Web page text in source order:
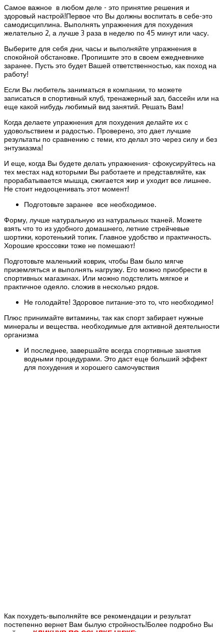
Самое важное в любом деле - это принятие решения и
здоровый настрой!Первое что Вы должны воспитать в себе-это
самодисциплина. Выполнять упражнения для похудения
желательно 2, а лучше 3 раза в неделю по 45 минут или часу.
Выберите для себя дни, часы и выполняйте упражнения в
спокойной обстановке. Пропишите это в своем ежедневнике
заранее. Пусть это будет Вашей ответственностью, как поход на
работу!
Если Вы любитель заниматься в компании, то можете
записаться в спортивный клуб, тренажерный зал, бассейн или на
еще какой нибудь любимый вид занятий. Решать Вам!
Когда делаете упражнения для похудения делайте их с
удовольствием и радостью. Проверено, это дает лучшие
результаты по сравнению с теми, кто делал это через силу и без
энтузиазма!
И еще, когда Вы будете делать упражнения- сфокусируйтесь на
тех местах над которыми Вы работаете и представляйте, как
прорабатывается мышца, сжигается жир и уходит все лишнее.
Не стоит недооценивать этот момент!
Подготовьте заранее все необходимое.
Форму, лучше натуральную из натуральных тканей. Можете
взять что то из удобного домашнего, летние стрейчевые
шортики, коротенький топик. Главное удобство и практичность.
Хорошие кроссовки тоже не помешают!
Подготовьте маленький коврик, чтобы Вам было мягче
приземляться и выполнять нагрузку. Его можно приобрести в
спортивных магазинах. Или можно подстелить мягкое и
практичное одеяло. сложив в несколько рядов.
Не голодайте! Здоровое питание-это то, что необходимо!
Плюс принимайте витамины, так как спорт забирает нужные
минералы и вещества. необходимые для активной деятельности
организма
И последнее, завершайте всегда спортивные занятия
водными процедурами. Это даст еще больший эффект
для похудения и хорошего самочувствия
Как похудеть-выполняйте все рекомендации и результат
постепенно вернет Вам былую стройность!Более подробно Вы